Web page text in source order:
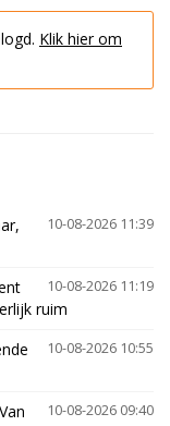
Klik hier om
10-08-2026 11:39
10-08-2026 11:19
ruim
10-08-2026 10:55
10-08-2026 09:40